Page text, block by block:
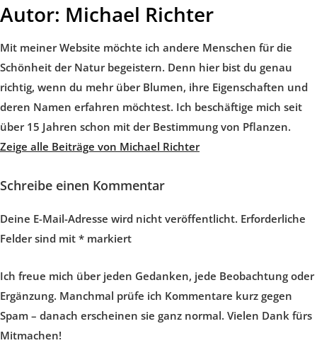
Autor: Michael Richter
Mit meiner Website möchte ich andere Menschen für die
Schönheit der Natur begeistern. Denn hier bist du genau
richtig, wenn du mehr über Blumen, ihre Eigenschaften und
deren Namen erfahren möchtest. Ich beschäftige mich seit
über 15 Jahren schon mit der Bestimmung von Pflanzen.
Zeige alle Beiträge von Michael Richter
Schreibe einen Kommentar
Deine E-Mail-Adresse wird nicht veröffentlicht. Erforderliche
Felder sind mit * markiert
Ich freue mich über jeden Gedanken, jede Beobachtung oder
Ergänzung. Manchmal prüfe ich Kommentare kurz gegen
Spam – danach erscheinen sie ganz normal. Vielen Dank fürs
Mitmachen!